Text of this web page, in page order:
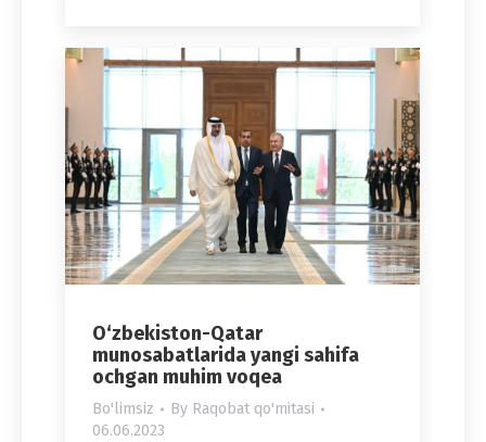
O‘zbekiston-Qatar
munosabatlarida yangi sahifa
ochgan muhim voqea
Bo'limsiz By Raqobat qo'mitasi
06.06.2023